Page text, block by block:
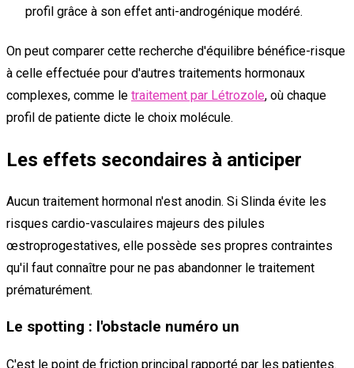
profil grâce à son effet anti-androgénique modéré.
On peut comparer cette recherche d'équilibre bénéfice-risque
à celle effectuée pour d'autres traitements hormonaux
complexes, comme le traitement par Létrozole, où chaque
profil de patiente dicte le choix molécule.
Les effets secondaires à anticiper
Aucun traitement hormonal n'est anodin. Si Slinda évite les
risques cardio-vasculaires majeurs des pilules
œstroprogestatives, elle possède ses propres contraintes
qu'il faut connaître pour ne pas abandonner le traitement
prématurément.
Le spotting : l'obstacle numéro un
C'est le point de friction principal rapporté par les patientes.